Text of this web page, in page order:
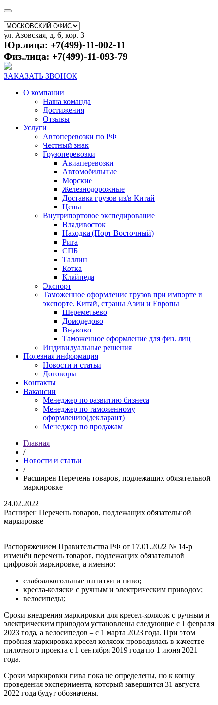
ул. Азовская, д. 6, кор. 3
Юр.лица: +7(499)-11-002-11
Физ.лица: +7(499)-11-093-79
ЗАКАЗАТЬ ЗВОНОК
О компании
Наша команда
Достижения
Отзывы
Услуги
Автоперевозки по РФ
Честный знак
Грузоперевозки
Авиаперевозки
Автомобильные
Морские
Железнодорожные
Доставка грузов из/в Китай
Цены
Внутрипортовое экспедирование
Владивосток
Находка (Порт Восточный)
Рига
СПБ
Таллин
Котка
Клайпеда
Экспорт
Таможенное оформление грузов при импорте и
экспорте. Китай, страны Азии и Европы
Шереметьево
Домодедово
Внуково
Таможенное оформление для физ. лиц
Индивидуальные решения
Полезная информация
Новости и статьи
Договоры
Контакты
Вакансии
Менеджер по развитию бизнеса
Менеджер по таможенному
оформлению(декларант)
Менеджер по продажам
Главная
/
Новости и статьи
/
Расширен Перечень товаров, подлежащих обязательной
маркировке
24.02.2022
Расширен Перечень товаров, подлежащих обязательной
маркировке
Распоряжением Правительства РФ от 17.01.2022 № 14-р
изменён перечень товаров, подлежащих обязательной
цифровой маркировке, а именно:
слабоалкогольные напитки и пиво;
кресла-коляски с ручным и электрическим приводом;
велосипеды;
Сроки внедрения маркировки для кресел-колясок с ручным и
электрическим приводом установлены следующие с 1 февраля
2023 года, а велосипедов – с 1 марта 2023 года. При этом
пробная маркировка кресел колясок проводилась в качестве
пилотного проекта с 1 сентября 2019 года по 1 июня 2021
года.
Сроки маркировки пива пока не определены, но к концу
проведения эксперимента, который завершится 31 августа
2022 года будут обозначены.